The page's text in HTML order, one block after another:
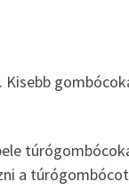
Kisebb
a